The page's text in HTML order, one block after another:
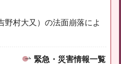
野村大又）の法面崩落によ
緊急・災害情報一覧